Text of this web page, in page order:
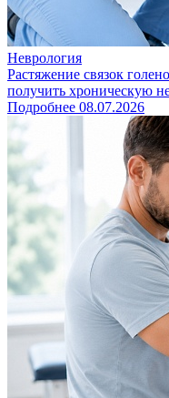
Неврология
Растяжение связок
получить хроническую
Подробнее 08.07.2026
Открыть Блог
Закажите
Отправить
Нажимая на кнопку, вы
персональных данных
и